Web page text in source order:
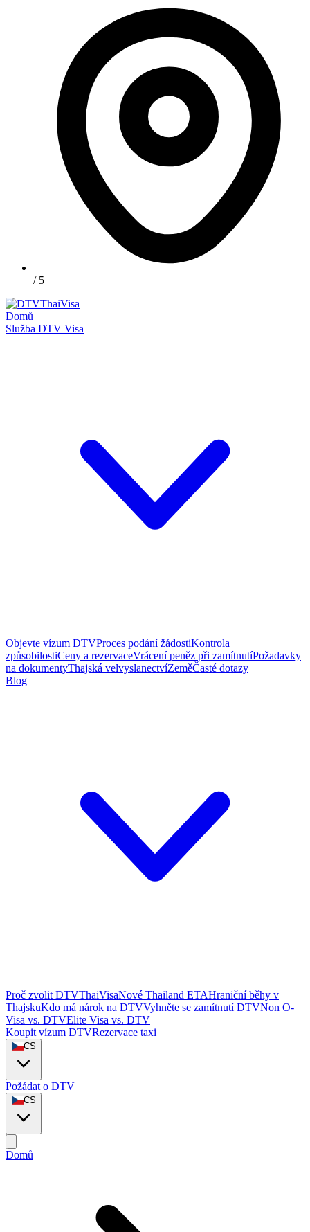
/ 5
Domů
Služba DTV Visa
Objevte vízum DTVProces podání žádostiKontrola
způsobilostiCeny a rezervaceVrácení peněz při zamítnutíPožadavky
na dokumentyThajská velvyslanectvíZeměČasté dotazy
Blog
Proč zvolit DTVThaiVisaNové Thailand ETAHraniční běhy v
ThajskuKdo má nárok na DTVVyhněte se zamítnutí DTVNon O-
Visa vs. DTVElite Visa vs. DTV
Koupit vízum DTVRezervace taxi
CS
Požádat o DTV
CS
Domů